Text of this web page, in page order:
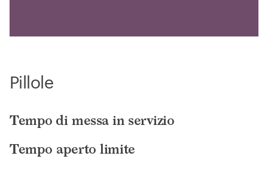
Pillole
Tempo di messa in servizio
Tempo aperto limite